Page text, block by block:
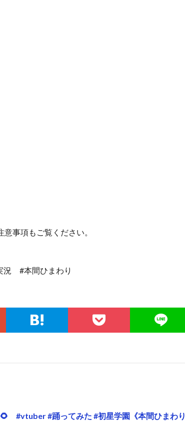
事項もご覧ください。
#本間ひまわり
#vtuber #踊ってみた #初星学園《本間ひまわり